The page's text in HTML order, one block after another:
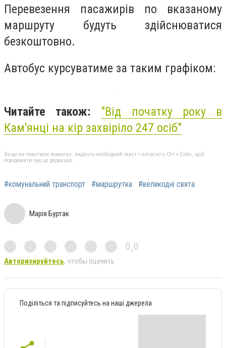
Перевезення пасажирів по вказаному
маршруту будуть здійснюватися
безкоштовно.
Автобус курсуватиме за таким графіком:
Читайте також: "Від початку року в
Кам'янці на кір захвіріло 247 осіб"
Якщо ви помітили помилку, виділіть необхідний текст і натисніть Ctrl + Enter, щоб
повідомити про це редакцію
#комунальний транспорт #маршрутка #великодні свята
Марія Буртак
0,0
Авторизируйтесь, чтобы оценить
Поділіться та підписуйтесь на наші джерела